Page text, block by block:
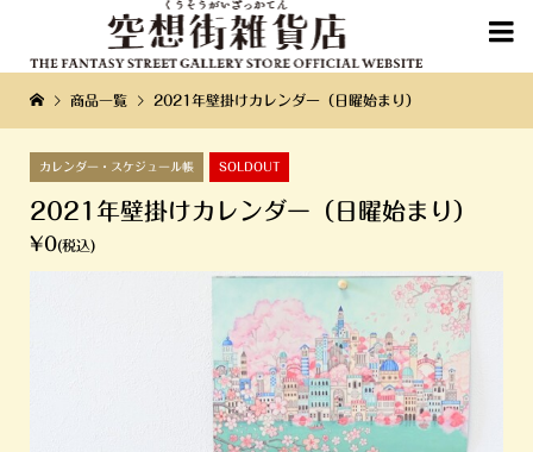

商品一覧 2021年壁掛けカレンダー（日曜始まり）
カレンダー・スケジュール帳 SOLDOUT
2021年壁掛けカレンダー（日曜始まり）
¥0(税込)